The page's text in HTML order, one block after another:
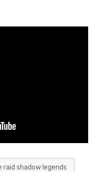
raid shadow legends